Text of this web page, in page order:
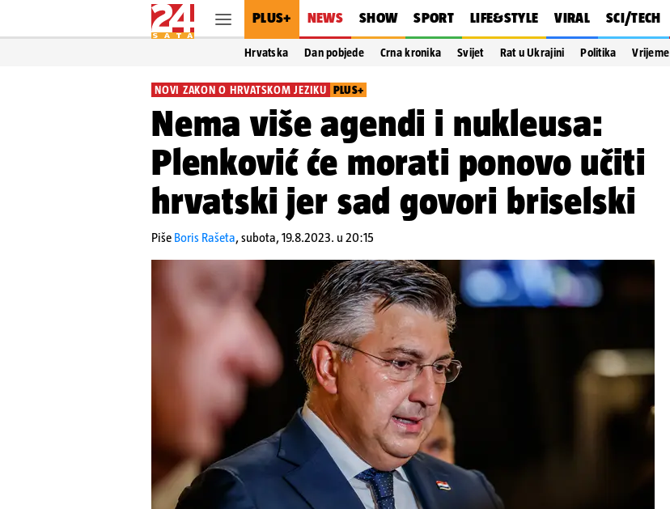
PLUS+ NEWS SHOW SPORT LIFE&STYLE VIRAL SCI/TECH
Hrvatska Dan pobjede Crna kronika Svijet Rat u Ukrajini Politika Vrijeme
NOVI ZAKON O HRVATSKOM JEZIKU PLUS+
Nema više agendi i nukleusa:
Plenković će morati ponovo učiti
hrvatski jer sad govori briselski
Piše Boris Rašeta,subota, 19.8.2023. u 20:15